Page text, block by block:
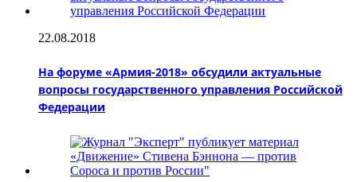
22.08.2018
На форуме «Армия-2018» обсудили актуальные
вопросы государственного управления Российской
Федерации